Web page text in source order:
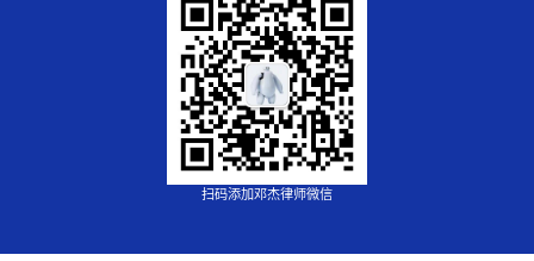
扫码添加邓杰律师微信